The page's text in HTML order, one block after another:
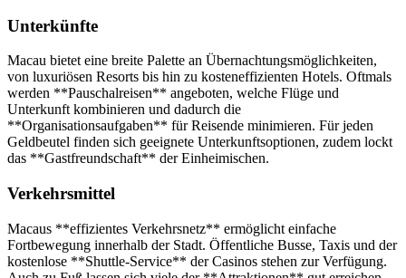
Unterkünfte
Macau bietet eine breite Palette an Übernachtungsmöglichkeiten,
von luxuriösen Resorts bis hin zu kosteneffizienten Hotels. Oftmals
werden **Pauschalreisen** angeboten, welche Flüge und
Unterkunft kombinieren und dadurch die
**Organisationsaufgaben** für Reisende minimieren. Für jeden
Geldbeutel finden sich geeignete Unterkunftsoptionen, zudem lockt
das **Gastfreundschaft** der Einheimischen.
Verkehrsmittel
Macaus **effizientes Verkehrsnetz** ermöglicht einfache
Fortbewegung innerhalb der Stadt. Öffentliche Busse, Taxis und der
kostenlose **Shuttle-Service** der Casinos stehen zur Verfügung.